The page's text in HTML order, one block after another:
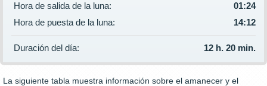
Hora de salida de la luna:
01:24
Hora de puesta de la luna:
14:12
Duración del día: 12 h. 20 min.
La siguiente tabla muestra información sobre el amanecer y el